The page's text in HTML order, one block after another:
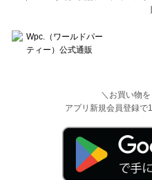
＼お買い物
アプリ新規会員登録で